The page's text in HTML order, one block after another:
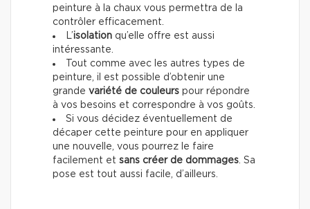
peinture à la chaux vous permettra de la
contrôler efficacement.
L’isolation qu’elle offre est aussi
intéressante.
Tout comme avec les autres types de
peinture, il est possible d’obtenir une
grande variété de couleurs pour répondre
à vos besoins et correspondre à vos goûts.
Si vous décidez éventuellement de
décaper cette peinture pour en appliquer
une nouvelle, vous pourrez le faire
facilement et sans créer de dommages. Sa
pose est tout aussi facile, d’ailleurs.